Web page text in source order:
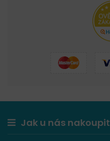
Jak u nás nakoupit